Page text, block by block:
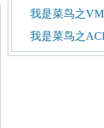
我是菜鸟之
我是菜鸟之